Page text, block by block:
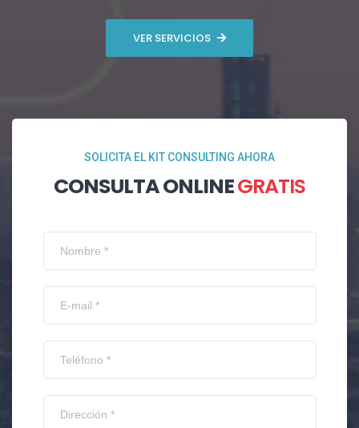
VER SERVICIOS
SOLICITA EL KIT CONSULTING AHORA
CONSULTA ONLINEGRATIS